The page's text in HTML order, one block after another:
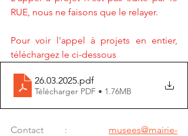
RUE, nous ne faisons que le relayer.
Pour voir l'appel à projets en entier,
téléchargez le ci-dessous
26.03.2025.pdf
Télécharger PDF • 1.76MB
Contact :
musees@mairie-